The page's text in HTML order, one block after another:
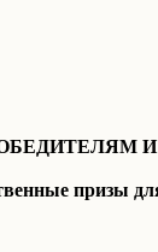
призы